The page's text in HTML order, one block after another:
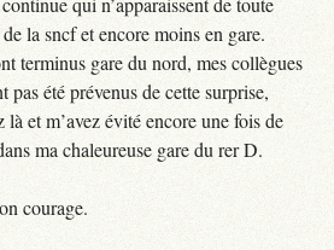
la sncf et encore moins en gare.
terminus gare du nord, mes collègues
pas été prévenus de cette surprise,
là et m’avez évité encore une fois de
ma chaleureuse gare du rer D.
courage.